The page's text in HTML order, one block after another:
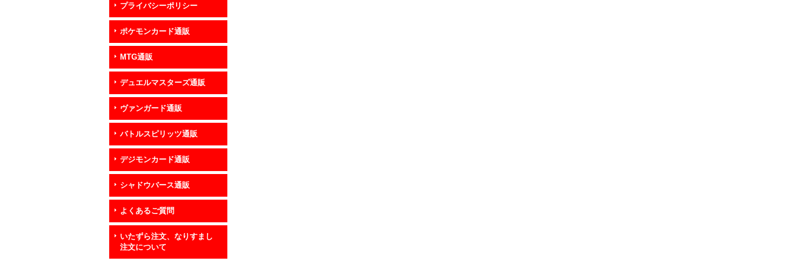
プライバシーポリシー
ポケモンカード通販
MTG通販
デュエルマスターズ通販
ヴァンガード通販
バトルスピリッツ通販
デジモンカード通販
シャドウバース通販
よくあるご質問
いたずら注文、なりすまし
注文について